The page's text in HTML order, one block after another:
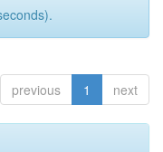
previous 1 next